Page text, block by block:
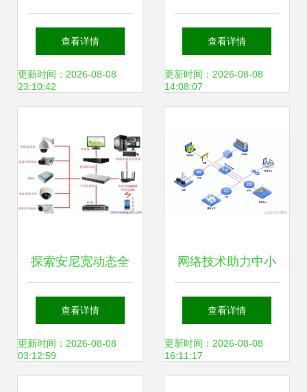
研发 2000亿卢布
开启通信新赛道
查看详情
更新时间：2026-08-08
23:10:42
水务解决方案 网络
技术驱动的管网革
查看详情
更新时间：2026-08-08
14:08:07
探索安尼宽动态全
功能网络高清摄像
机 技术与应用解析
查看详情
更新时间：2026-08-08
03:12:59
网络技术助力中小
企业协同办公转型
查看详情
更新时间：2026-08-08
16:11:17